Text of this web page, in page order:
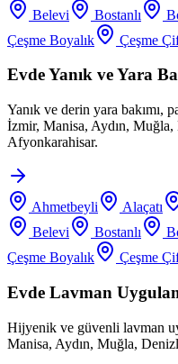
Belevi Bostanlı
Çeşme Boyalık
Çeşme
Evde Yanık ve Yara
Yanık ve derin yara bakımı,
İzmir, Manisa, Aydın,
Afyonkarahisar.
Ahmetbeyli Alaçatı
Belevi
Bostanlı
Çeşme Boyalık
Çeşme
Evde Lavman
Hijyenik ve güvenli lavman
Manisa, Aydın, Muğla,